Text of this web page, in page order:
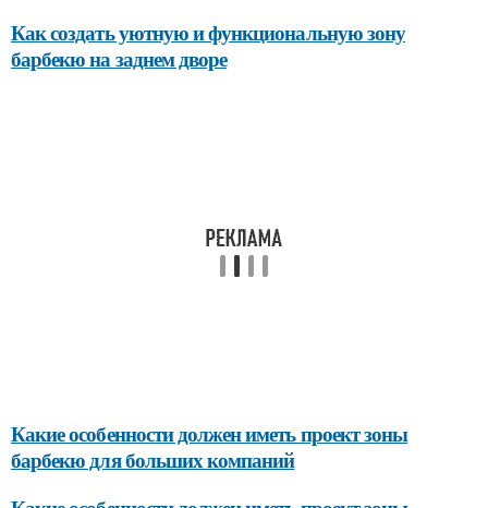
Как создать уютную и функциональную зону
барбекю на заднем дворе
Какие особенности должен иметь проект зоны
барбекю для больших компаний